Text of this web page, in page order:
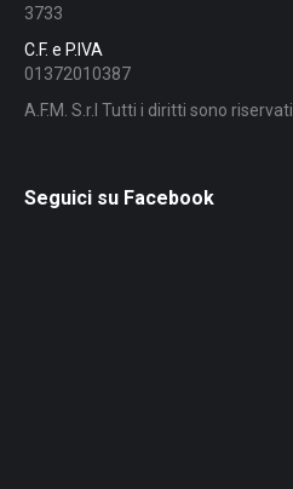
3733
C.F. e P.IVA
01372010387
A.F.M. S.r.l Tutti i diritti sono riservati
Seguici su Facebook